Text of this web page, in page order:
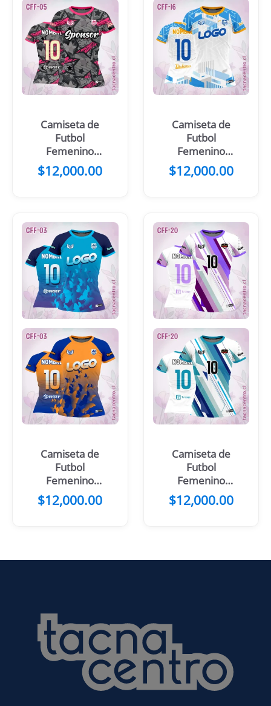
Camiseta de
Futbol
Femenino
Estrella
Morada
$12,000.00
Camiseta de
Futbol
Femenino
Blanco Morado
Rosado
$12,000.00
Camiseta de
Futbol
Femenino
Mariposa azul
$12,000.00
Camiseta de
Futbol
Femenino
Blanco Franjas
Moradas
$12,000.00